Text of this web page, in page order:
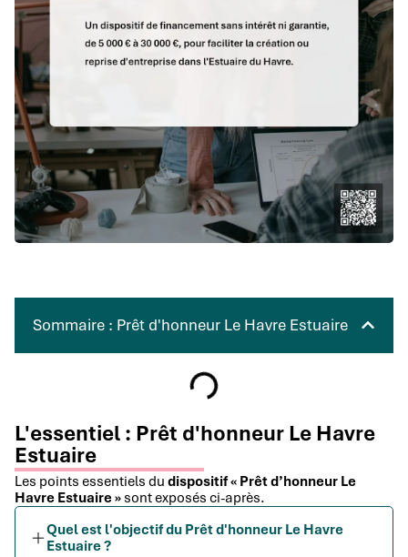
Sommaire : Prêt d'honneur Le Havre Estuaire
L'essentiel : Prêt d'honneur Le Havre
Estuaire
Les points essentiels du dispositif « Prêt d’honneur Le
Havre Estuaire » sont exposés ci-après.
Quel est l'objectif du Prêt d'honneur Le Havre
Estuaire ?